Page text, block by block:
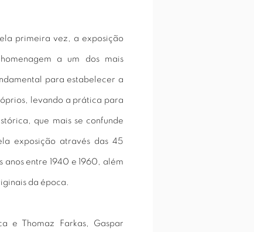
primeira vez, a exposição
a um dos mais
para estabelecer a
levando a prática para
que mais se confunde
exposição através das 45
entre 1940 e 1960, além
da época.
e Thomaz Farkas, Gaspar